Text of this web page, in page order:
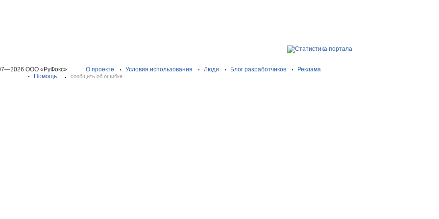
ООО «РуФокс» О проекте Условия использования Люди Блог разработчиков
Реклама
Помощь
сообщить об ошибке